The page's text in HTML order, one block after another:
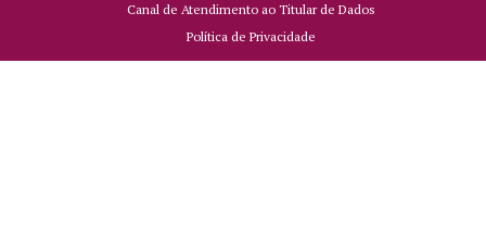
Canal de Atendimento ao Titular de Dados
Política de Privacidade